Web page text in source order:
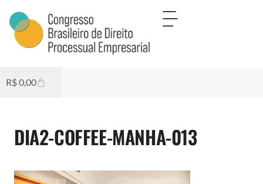
R$0,00
DIA2-COFFEE-MANHA-013